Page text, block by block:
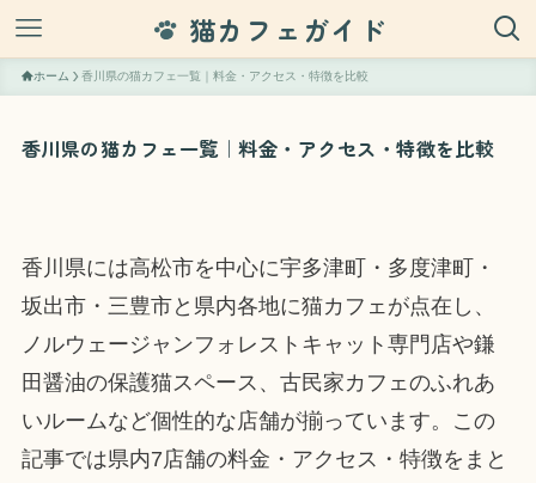
猫カフェガイド
ホーム 香川県の猫カフェ一覧｜料金・アクセス・特徴を比較
香川県の猫カフェ一覧｜料金・アクセス・特徴を比較
香川県には高松市を中心に宇多津町・多度津町・
坂出市・三豊市と県内各地に猫カフェが点在し、
ノルウェージャンフォレストキャット専門店や鎌
田醤油の保護猫スペース、古民家カフェのふれあ
いルームなど個性的な店舗が揃っています。この
記事では県内7店舗の料金・アクセス・特徴をまと